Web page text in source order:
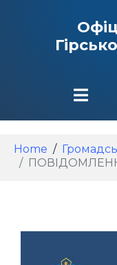
Home
ПОВІДОМЛЕННЯ про оприлюднення